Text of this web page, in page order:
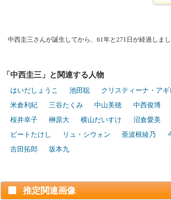
中西圭三さんが誕生してから、61年と271日が経過しま
「中西圭三」と関連する人物
はいだしょうこ 池田聡 クリスティーナ・アギ
米倉利紀
三谷たくみ 中山美穂 中西俊博
桜井幸子
榊原大 横山だいすけ 沼倉愛美
ビートたけし
リュ・シウォン 亜波根綾乃
吉田拓郎
坂本九
推定関連画像